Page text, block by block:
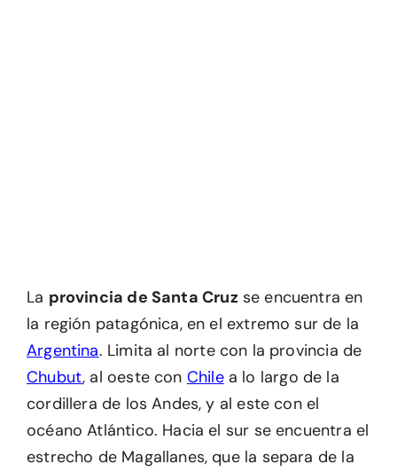
La provincia de Santa Cruz se encuentra en
la región patagónica, en el extremo sur de la
Argentina. Limita al norte con la provincia de
Chubut, al oeste con Chilea lo largo de la
cordillera de los Andes, y al este con el
océano Atlántico. Hacia el sur se encuentra el
estrecho de Magallanes, que la separa de la